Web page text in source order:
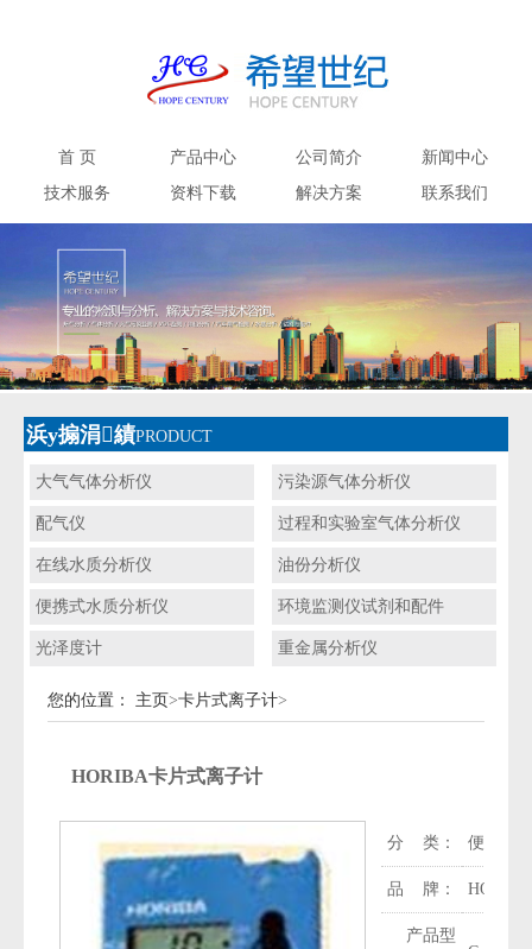
首 页 产品中心 公司简介
新闻中心
技术服务
资料下载 解决方案 联系我们
浜у搧涓績PRODUCT
大气气体分析仪 污染源气体分析仪
配气仪 过程和实验室气体分析仪
在线水质分析仪 油份分析仪
便携式水质分析仪 环境监测仪试剂和配件
光泽度计 重金属分析仪
您的位置： 主页>卡片式离子计>
HORIBA卡片式离子计
分 类： 便携式
品 牌：
产品型